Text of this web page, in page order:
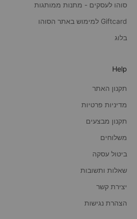
סוהו לעסקים - מתנות ממותגות
Giftcard למימוש באתר הסוהו
בלוג
Help
תקנון האתר
מדיניות פרטיות
תקנון מבצעים
משלוחים
ביטול עסקה
שאלות ותשובות
יצירת קשר
הצהרת נגישות